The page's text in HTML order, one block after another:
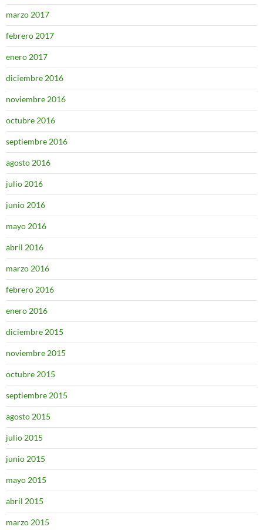
marzo 2017
febrero 2017
enero 2017
diciembre 2016
noviembre 2016
octubre 2016
septiembre 2016
agosto 2016
julio 2016
junio 2016
mayo 2016
abril 2016
marzo 2016
febrero 2016
enero 2016
diciembre 2015
noviembre 2015
octubre 2015
septiembre 2015
agosto 2015
julio 2015
junio 2015
mayo 2015
abril 2015
marzo 2015